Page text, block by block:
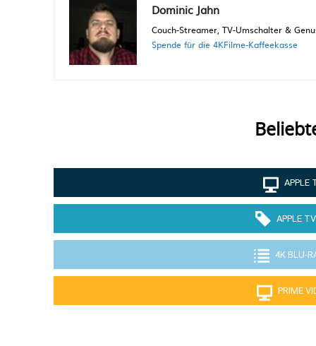
Dominic Jahn
Couch-Streamer, TV-Umschalter &
Spende für die 4KFilme-Kaffeekasse
APPLE
APPLE
4K BLU-
PRIME